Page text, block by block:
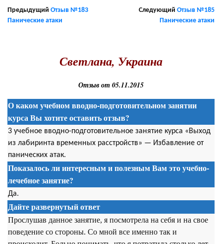
Предыдущий Отзыв №183
Панические атаки
Следующий Отзыв №185
Панические атаки
Светлана, Украина
Отзыв от 05.11.2015
О каком учебном вводно-подготовительном занятии
курса Вы хотите оставить отзыв?
3 учебное вводно-подготовительное занятие курса «Выход
из лабиринта временных расстройств» — Избавление от
панических атак.
Показалось ли интересным и полезным Вам это учебно-
лечебное занятие?
Да.
Дайте развернутый ответ
Прослушав данное занятие, я посмотрела на себя и на свое
поведение со стороны. Со мной все именно так и